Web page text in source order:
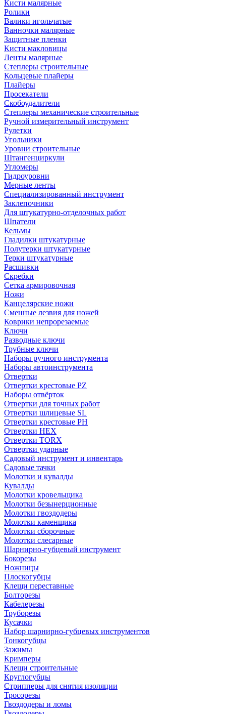
Кисти малярные
Ролики
Валики игольчатые
Ванночки малярные
Защитные пленки
Кисти макловицы
Ленты малярные
Степлеры строительные
Кольцевые плайеры
Плайеры
Просекатели
Скобоудалители
Степлеры механические строительные
Ручной измерительный инструмент
Рулетки
Угольники
Уровни строительные
Штангенциркули
Угломеры
Гидроуровни
Мерные ленты
Специализированный инструмент
Заклепочники
Для штукатурно-отделочных работ
Шпатели
Кельмы
Гладилки штукатурные
Полутерки штукатурные
Терки штукатурные
Расшивки
Скребки
Сетка армировочная
Ножи
Канцелярские ножи
Сменные лезвия для ножей
Коврики непрорезаемые
Ключи
Разводные ключи
Трубные ключи
Наборы ручного инструмента
Наборы автоинструмента
Отвертки
Отвертки крестовые PZ
Наборы отвёрток
Отвертки для точных работ
Отвертки шлицевые SL
Отвертки крестовые PH
Отвертки HEX
Отвертки TORX
Отвертки ударные
Садовый инструмент и инвентарь
Садовые тачки
Молотки и кувалды
Кувалды
Молотки кровельщика
Молотки безынерционные
Молотки гвоздодеры
Молотки каменщика
Молотки сборочные
Молотки слесарные
Шарнирно-губцевый инструмент
Бокорезы
Ножницы
Плоскогубцы
Клещи переставные
Болторезы
Кабелерезы
Труборезы
Кусачки
Набор шарнирно-губцевых инструментов
Тонкогубцы
Зажимы
Кримперы
Клещи строительные
Круглогубцы
Стрипперы для снятия изоляции
Тросорезы
Гвоздодеры и ломы